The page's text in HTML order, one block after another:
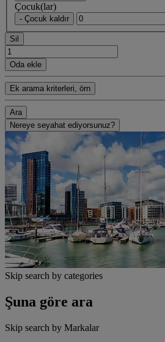
Çocuk(lar)
- Çocuk kaldır
Sil
Oda ekle
Ek arama kriterleri, örn
Ara
Nereye seyahat ediyorsunuz?
Skip search by categories
Şuna göre ara
Skip search by Markalar